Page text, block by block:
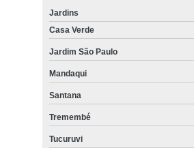
Jardins
Casa Verde
Jardim São Paulo
Mandaqui
Santana
Tremembé
Tucuruvi